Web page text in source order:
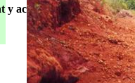
y accéder